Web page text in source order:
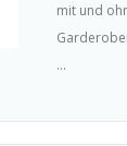
mit und
...